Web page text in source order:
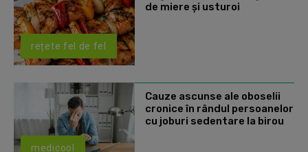
rețete fel de fel
de miere și usturoi
medicool
Cauze ascunse ale oboselii
cronice în rândul persoanelor
cu joburi sedentare la birou